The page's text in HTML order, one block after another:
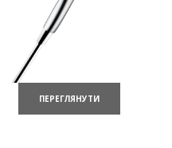
ПЕРЕГЛЯНУТИ